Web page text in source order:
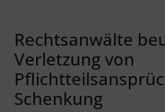
Rechtsanwälte
Verletzung von
Schenkung